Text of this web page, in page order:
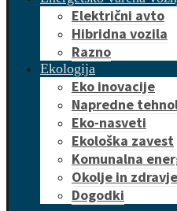
Električni avto
Hibridna vozila
Razno
Ekologija
Eko inovacije
Napredne
Eko-nasveti
Ekološka zavest
Komunalna
Okolje in zdravje
Dogodki